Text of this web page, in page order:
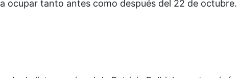
ocupar tanto antes como después del 22 de octubre.